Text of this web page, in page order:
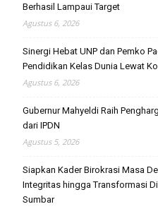
Berhasil Lampaui Target
Agustus 6, 2026
Sinergi Hebat UNP dan Pemko
Pendidikan Kelas Dunia Lewat
Agustus 6, 2026
Gubernur Mahyeldi Raih
dari IPDN
Agustus 5, 2026
Siapkan Kader Birokrasi Masa
Integritas hingga Transformasi
Sumbar